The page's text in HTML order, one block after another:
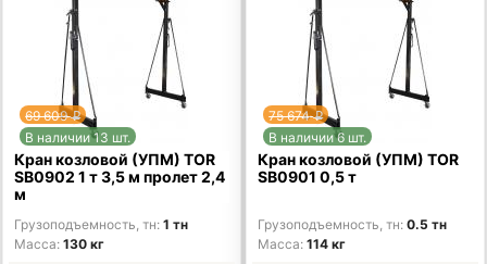
69 609p
В наличии 13 шт.
Кран козловой (УПМ) TOR
SB0902 1 т 3,5 м пролет 2,4
м
Грузоподъемность, тн 1 тн
Масса 130 кг
75 674p
В наличии 6 шт.
Кран козловой (УПМ) TOR
SB0901 0,5 т
Грузоподъемность, тн 0.5 тн
Масса 114 кг